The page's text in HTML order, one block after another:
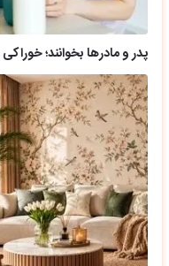
پدر و مادرها بخوانند؛